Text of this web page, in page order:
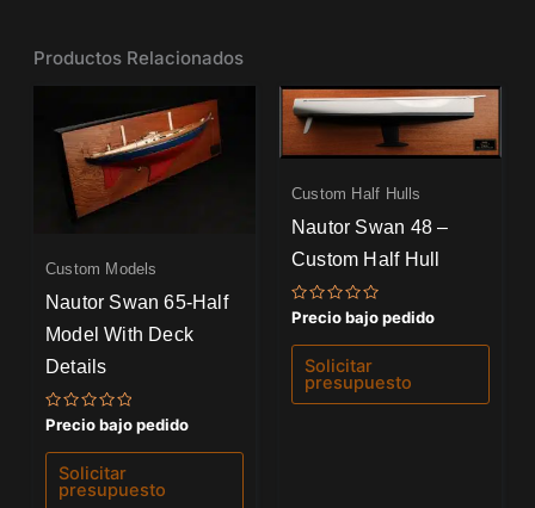
Productos Relacionados
Custom Models
Nautor Swan 65-Half
Model With Deck
Details
Valorado
con
0
de
Precio bajo pedido
Solicitar
presupuesto
Custom Half Hulls
Nautor Swan 48 –
Custom Half Hull
Valorado
0
de
Precio bajo pedido
Solicitar
presupuesto